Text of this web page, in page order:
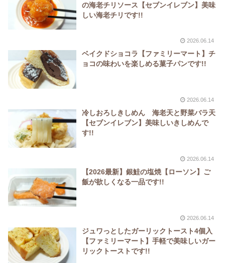
の海老チリソース【セブンイレブン】美味
しい海老チリです!!
2026.06.14
ベイクドショコラ【ファミリーマート】チ
ョコの味わいを楽しめる菓子パンです!!
2026.06.14
冷しおろしきしめん 海老天と野菜バラ天
【セブンイレブン】美味しいきしめんで
す!!
2026.06.14
【2026最新】銀鮭の塩焼【ローソン】ご
飯が欲しくなる一品です!!
2026.06.14
ジュワっとしたガーリックトースト4個入
【ファミリーマート】手軽で美味しいガー
リックトーストです!!